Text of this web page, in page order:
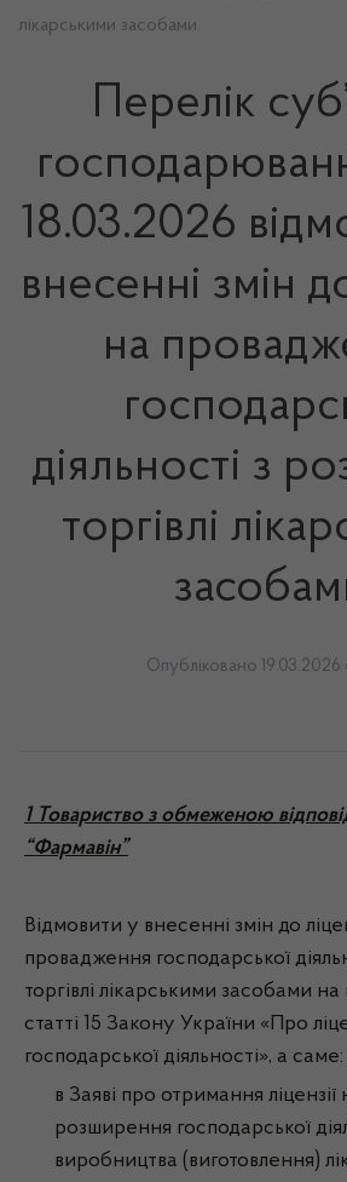
лікарськими засобами
Перелік
18.03.2026
внесенні змін
на
діяльності з
торгівлі
Опубліковано 19.03.2026
1 Товариство з обмеженою
“Фармавін”
Відмовити у внесенні змін до
провадження господарської
торгівлі лікарськими засобами на
статті 15 Закону України «Про
господарської діяльності», а саме:
в Заяві про отримання
розширення господарської
виробництва (виготовлення)